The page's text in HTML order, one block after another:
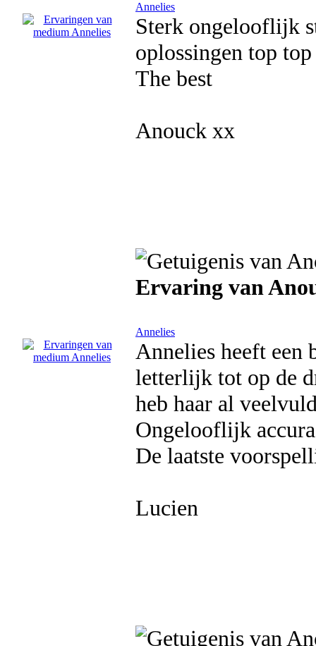
Annelies
Sterk ongelooflijk
oplossingen top
The best
Anouck xx
Ervaring van
Annelies
Annelies heeft een
letterlijk tot op de
heb haar al
Ongelooflijk
De laatste
Lucien